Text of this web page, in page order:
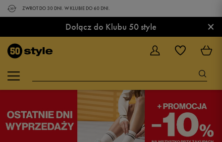
ZWROT DO 30 DNI. W KLUBIE DO 60 DNI.
Dołącz do Klubu 50 style ×